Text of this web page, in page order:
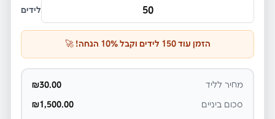
לידים
הזמן עוד150 לידים וקבל 10% הנחה! 🚀
מחיר לליד ₪30.00
סכום ביניים ₪1,500.00